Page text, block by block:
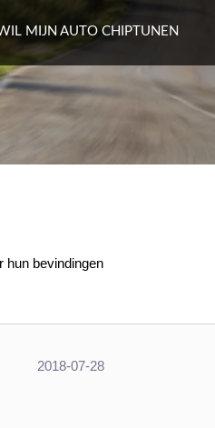
MIJN AUTO CHIPTUNEN
hun bevindingen
2018-07-28